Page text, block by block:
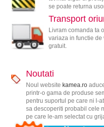
se poate returna
Transport
Livram comanda ta
variaza in functie
gratuit.
Noutati
Noul website kamea.ro
printr-o gama de produse
pentru suportul pe care ni l-
sa descoperiti probabil cele
pe care le-am selectat cu